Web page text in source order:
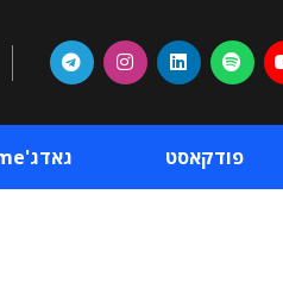
פודקאסט גאדג'Time